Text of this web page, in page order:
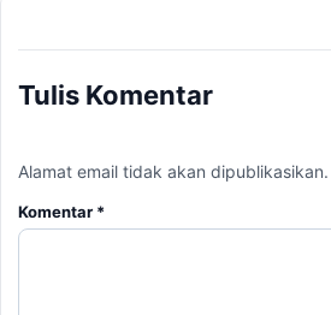
Tulis Komentar
Alamat email tidak akan
Komentar *